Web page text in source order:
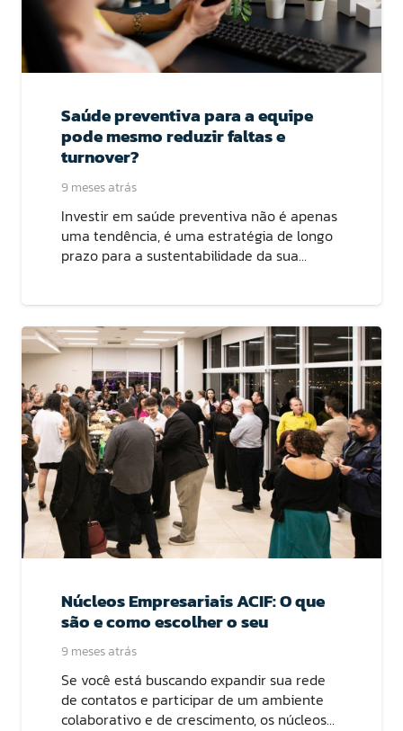
Saúde preventiva para a equipe
pode mesmo reduzir faltas e
turnover?
9 meses atrás
Investir em saúde preventiva não é apenas
uma tendência, é uma estratégia de longo
prazo para a sustentabilidade da sua…
Núcleos Empresariais ACIF: O que
são e como escolher o seu
9 meses atrás
Se você está buscando expandir sua rede
de contatos e participar de um ambiente
colaborativo e de crescimento, os núcleos…